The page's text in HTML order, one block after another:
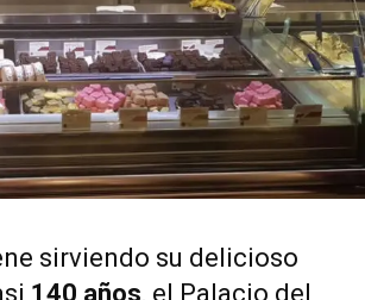
sirviendo su delicioso
140 años, el Palacio del